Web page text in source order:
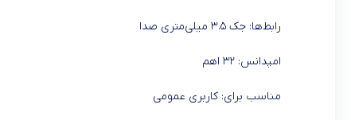
رابط‌ها: جک ۳.۵ میلی‌متری صدا
امپدانس: ۳۲ اهم
مناسب برای: کاربری عمومی